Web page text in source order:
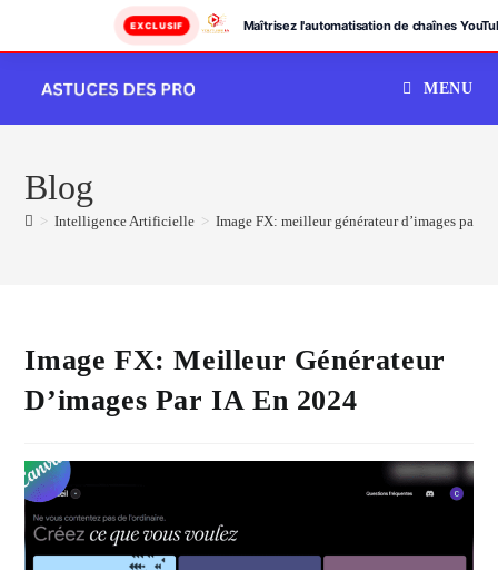
EXCLUSIF Maîtrisez l'automatisation de chaînes
content
MENU
Blog
> Intelligence Artificielle > Image FX: meilleur générateur d’images par
Image FX: Meilleur Générateur
D’images Par IA En 2024